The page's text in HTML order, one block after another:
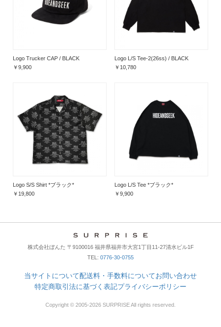
Logo Trucker CAP / BLACK
￥9,900
Logo L/S Tee-2(26ss) / BLACK
￥10,780
Logo S/S Shirt *ブラック*
￥19,800
Logo L/S Tee *ブラック*
￥9,900
株式会社ぼんた 〒9100016 福井県福井市大宮1丁目11-27清水ビル1F
TEL: 0776-30-0755
当サイトについて配送料・手数料についてお問い合わせ
特定商取引法に基づく表記プライバシーポリシー
Copyright © 2005-2026 SURPRISE All rights reserved.